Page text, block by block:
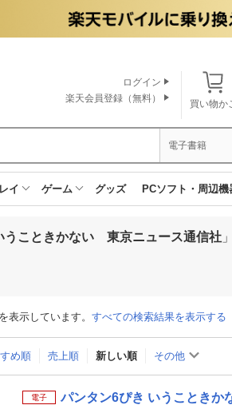
買い物か
ログイン
楽天会員登録（無料）
電子書籍
イ ゲーム グッズ PCソフト・周辺機
うこときかない 東京ニュース通信社
表示しています。 すべての検索結果を表示する
め順 売上順 新しい順 その他
電子 パンタン6ぴき いうこときか